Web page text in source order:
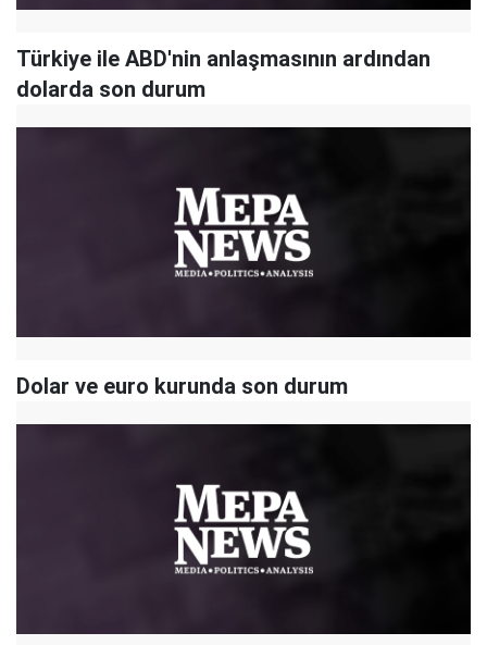
Türkiye ile ABD'nin anlaşmasının ardından
dolarda son durum
Dolar ve euro kurunda son durum